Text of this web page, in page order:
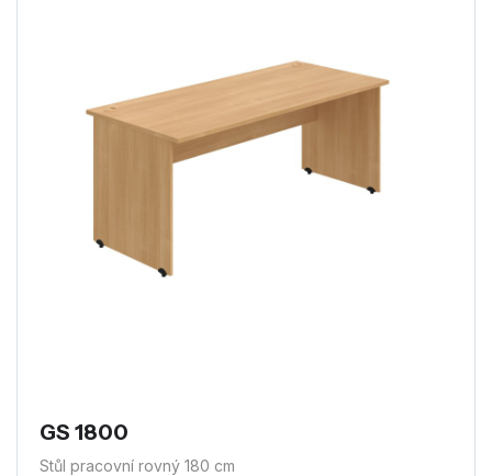
GS 1800
Stůl pracovní rovný 180 cm